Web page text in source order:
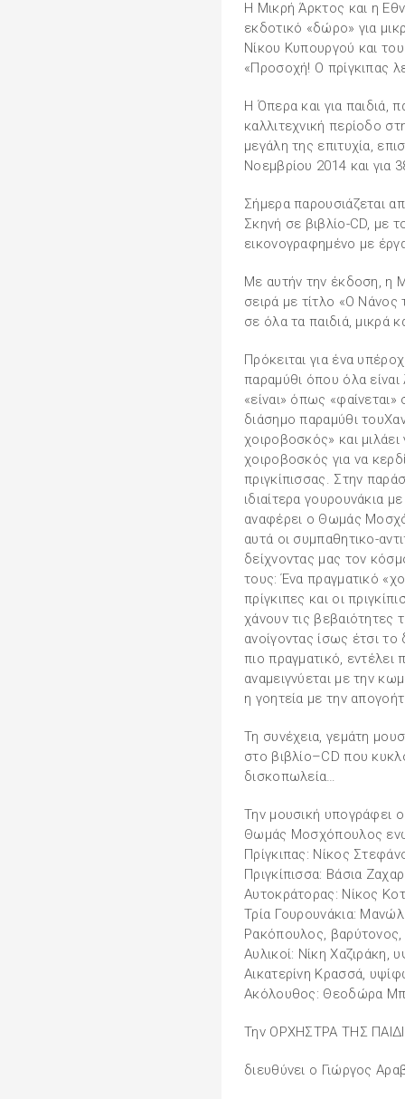
Η Μικρή Άρκτος και η
εκδοτικό «δώρο» για
Νίκου Κυπουργού και
«Προσοχή! Ο πρίγκιπας
Η Όπερα και για παιδιά,
καλλιτεχνική περίοδο
μεγάλη της επιτυχία,
Νοεμβρίου 2014 και για
Σήμερα παρουσιάζεται
Σκηνή σε βιβλίο-CD, με
εικονογραφημένο με
Με αυτήν την έκδοση, η
σειρά με τίτλο «Ο
σε όλα τα παιδιά, μικρά
Πρόκειται για ένα
παραμύθι όπου όλα είναι
«είναι» όπως
διάσημο παραμύθι
χοιροβοσκός» και μιλάει
χοιροβοσκός για να
πριγκίπισσας. Στην
ιδιαίτερα γουρουνάκια
αναφέρει ο Θωμάς
αυτά οι συμπαθητικο-
δείχνοντας μας τον
τους: Ένα πραγματικό
πρίγκιπες και οι
χάνουν τις βεβαιότητες
ανοίγοντας ίσως έτσι
πιο πραγματικό, εντέλει
αναμειγνύεται με την
η γοητεία με την
Τη συνέχεια, γεμάτη
στο βιβλίο–CD που
δισκοπωλεία…
Την μουσική υπογράφει
Θωμάς Μοσχόπουλος
Πρίγκιπας: Νίκος
Πριγκίπισσα: Βάσια
Αυτοκράτορας: Νίκος
Τρία Γουρουνάκια:
Ρακόπουλος,
Αυλικοί: Νίκη Χαζιράκη,
Αικατερίνη Κρασσά,
Ακόλουθος: Θεοδώρα
Την ΟΡΧΗΣΤΡΑ ΤΗΣ
διευθύνει ο Γιώργος